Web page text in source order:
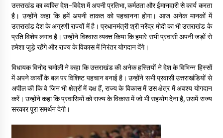
उत्तराखंड का व्यक्ति देश-विदेश में अपनी प्रतिभा, कर्मठता और ईमानदारी से कार्य करता
है। उन्होंने कहा कि हमें अपनी ताकत को पहचानना होगा। आज अनेक मानकों में
उत्तराखंड देश के अग्रणी राज्यों में है। प्रधानमंत्री श्री नरेंद्र मोदी का भी उत्तराखंड के
प्रति विशेष लगाव है। उन्होंने विश्वास व्यक्त किया कि हमारे सभी प्रवासी अपनी जड़ों से
हमेशा जुड़े रहेंगे और राज्य के विकास में निरंतर योगदान देंगे।
विधायक विनोद चमोली ने कहा कि उत्तराखंड की अनेक हस्तियों ने देश के विभिन्न हिस्सों
में अपने कार्यों के बल पर विशिष्ट पहचान बनाई है। उन्होंने सभी प्रवासी उत्तराखंडियों से
अपील की कि वे जिन भी क्षेत्रों में दक्ष हैं, राज्य के विकास में उस क्षेत्र में अवश्य योगदान
करें। उन्होंने कहा कि प्रवासियों को राज्य के विकास में जो भी सहयोग देना है, उसमें राज्य
सरकार पूरा समर्थन देगी।